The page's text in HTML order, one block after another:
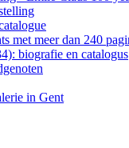
met meer dan 240
biografie en catalogus
in Gent